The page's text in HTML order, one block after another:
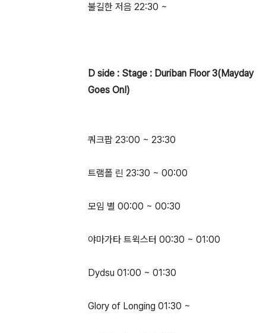
불길한 저음 22:30 ~
D side : Stage : Duriban Floor 3(Mayday
Goes On!)
쿼크팝 23:00 ~ 23:30
트램폴 린 23:30 ~ 00:00
모임 별 00:00 ~ 00:30
야마가타 트윅스터 00:30 ~ 01:00
Dydsu 01:00 ~ 01:30
Glory of Longing 01:30 ~